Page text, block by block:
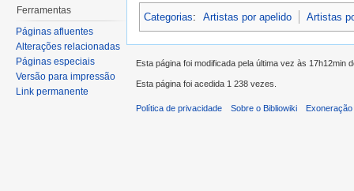
Categorias: Artistas por apelido Artistas
Ferramentas
Páginas afluentes
Alterações relacionadas
Páginas especiais
Versão para impressão
Link permanente
Esta página foi modificada pela última vez às 17h12min
Esta página foi acedida 1 238 vezes.
Política de privacidade Sobre o Bibliowiki